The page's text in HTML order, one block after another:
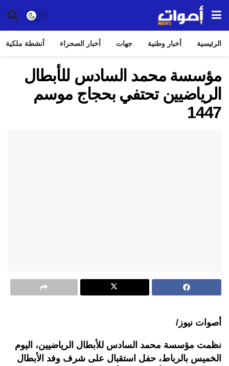
الرئيسية أخبار وطنية جهات أخبار الصحراء أنشطة ملكية
مؤسسة محمد السادس للأبطال
الرياضيين تحتفي بحجاج موسم
1447
أصوات نيوز/
نظمت مؤسسة محمد السادس للأبطال الرياضيين، اليوم
الخميس بالرباط، حفل استقبال على شرف وفد الأبطال